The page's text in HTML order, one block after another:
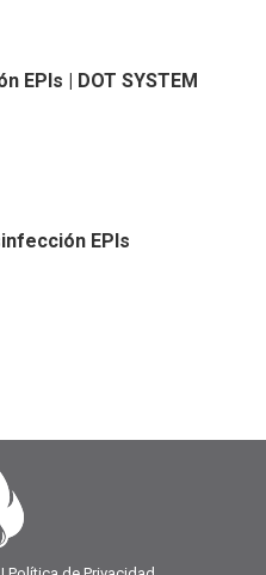
EPIs | DOT SYSTEM
EPIs